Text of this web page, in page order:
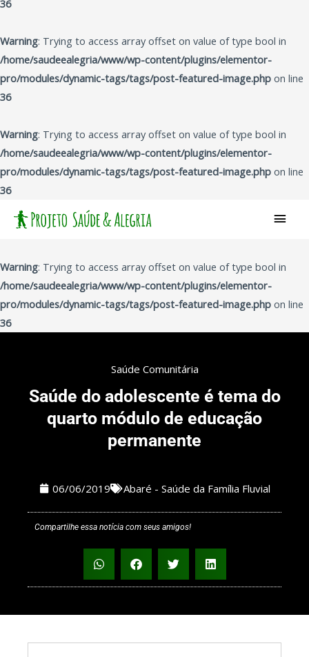
36
Warning: Trying to access array offset on value of type bool in
/home/saudeealegria/www/wp-content/plugins/elementor-
pro/modules/dynamic-tags/tags/post-featured-image.php on line
36
Warning: Trying to access array offset on value of type bool in
/home/saudeealegria/www/wp-content/plugins/elementor-
pro/modules/dynamic-tags/tags/post-featured-image.php on line
36
Warning: Trying to access array offset on value of type bool in
/home/saudeealegria/www/wp-content/plugins/elementor-
pro/modules/dynamic-tags/tags/post-featured-image.php on line
36
Saúde Comunitária
Saúde do adolescente é tema do
quarto módulo de educação
permanente
06/06/2019 Abaré - Saúde da Família Fluvial
Compartilhe essa notícia com seus amigos!